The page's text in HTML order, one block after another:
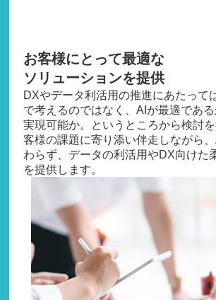
お客様にとって最適な
ソリューションを提供
DXやデータ利活用の推進にあたって
で考えるのではなく、AIが最適であ
実現可能か。というところから検討
客様の課題に寄り添い伴走しながら
わらず、データの利活用やDX向けた
を提供します。